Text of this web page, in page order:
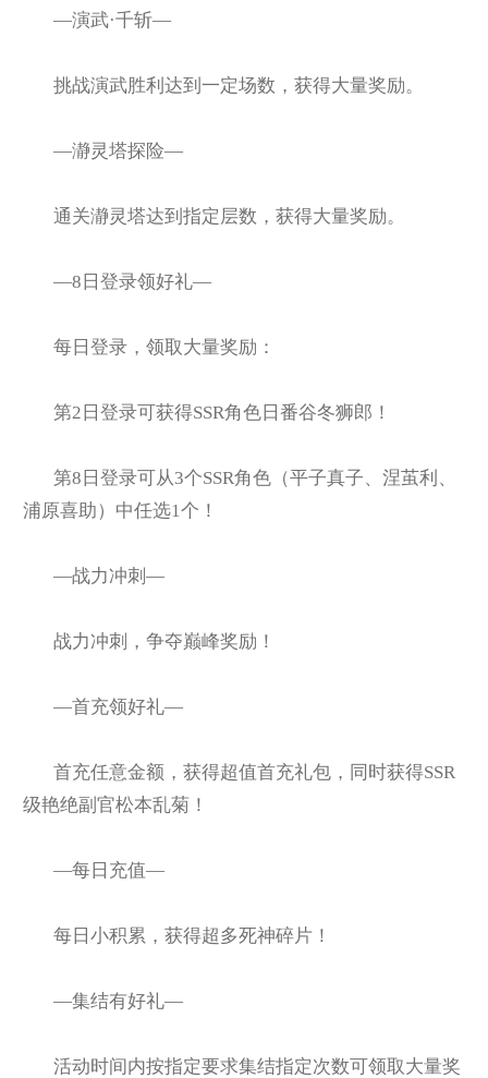
—演武·千斩—
挑战演武胜利达到一定场数，获得大量奖励。
—瀞灵塔探险—
通关瀞灵塔达到指定层数，获得大量奖励。
—8日登录领好礼—
每日登录，领取大量奖励：
第2日登录可获得SSR角色日番谷冬狮郎！
第8日登录可从3个SSR角色（平子真子、涅茧利、
浦原喜助）中任选1个！
—战力冲刺—
战力冲刺，争夺巅峰奖励！
—首充领好礼—
首充任意金额，获得超值首充礼包，同时获得SSR
级艳绝副官松本乱菊！
—每日充值—
每日小积累，获得超多死神碎片！
—集结有好礼—
活动时间内按指定要求集结指定次数可领取大量奖